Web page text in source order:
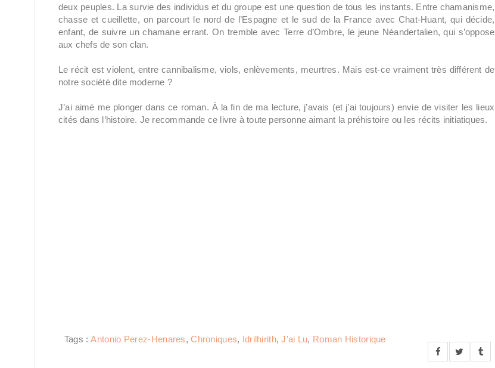
deux peuples. La survie des individus et du groupe est une question de tous les instants. Entre chamanisme,
chasse et cueillette, on parcourt le nord de l’Espagne et le sud de la France avec Chat-Huant, qui décide,
enfant, de suivre un chamane errant. On tremble avec Terre d’Ombre, le jeune Néandertalien, qui s’oppose
aux chefs de son clan.
Le récit est violent, entre cannibalisme, viols, enlèvements, meurtres. Mais est-ce vraiment très différent de
notre société dite moderne ?
J’ai aimé me plonger dans ce roman. À la fin de ma lecture, j’avais (et j’ai toujours) envie de visiter les lieux
cités dans l’histoire. Je recommande ce livre à toute personne aimant la préhistoire ou les récits initiatiques.
Tags :Antonio Perez-Henares,Chroniques, Idrilhirith,J'ai Lu, Roman Historique